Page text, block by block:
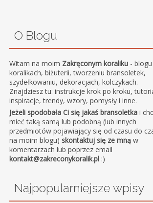
O Blogu
Witam na moim Zakręconym koraliku -
koralikach, biżuterii, tworzeniu bransoletek,
szydełkowaniu, dekoracjach, kolczykach.
Znajdziesz tu: instrukcje krok po kroku,
inspiracje, trendy, wzory, pomysły i inne.
Jeżeli spodobała Ci się jakaś bransoletka i
mieć taką samą lub podobną (lub innych
przedmiotów pojawiający się od czasu do
na moim blogu)skontaktuj się ze mną w
komentarzach lub poprzez email
kontakt@zakreconykoralik.pl :)
Najpopularniejsze wpisy